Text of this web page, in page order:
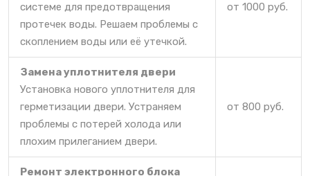
системе для предотвращения
протечек воды. Решаем проблемы с
скоплением воды или её утечкой.
от 1000 руб.
Замена уплотнителя двери
Установка нового уплотнителя для
герметизации двери. Устраняем
проблемы с потерей холода или
плохим прилеганием двери.
от 800 руб.
Ремонт электронного блока